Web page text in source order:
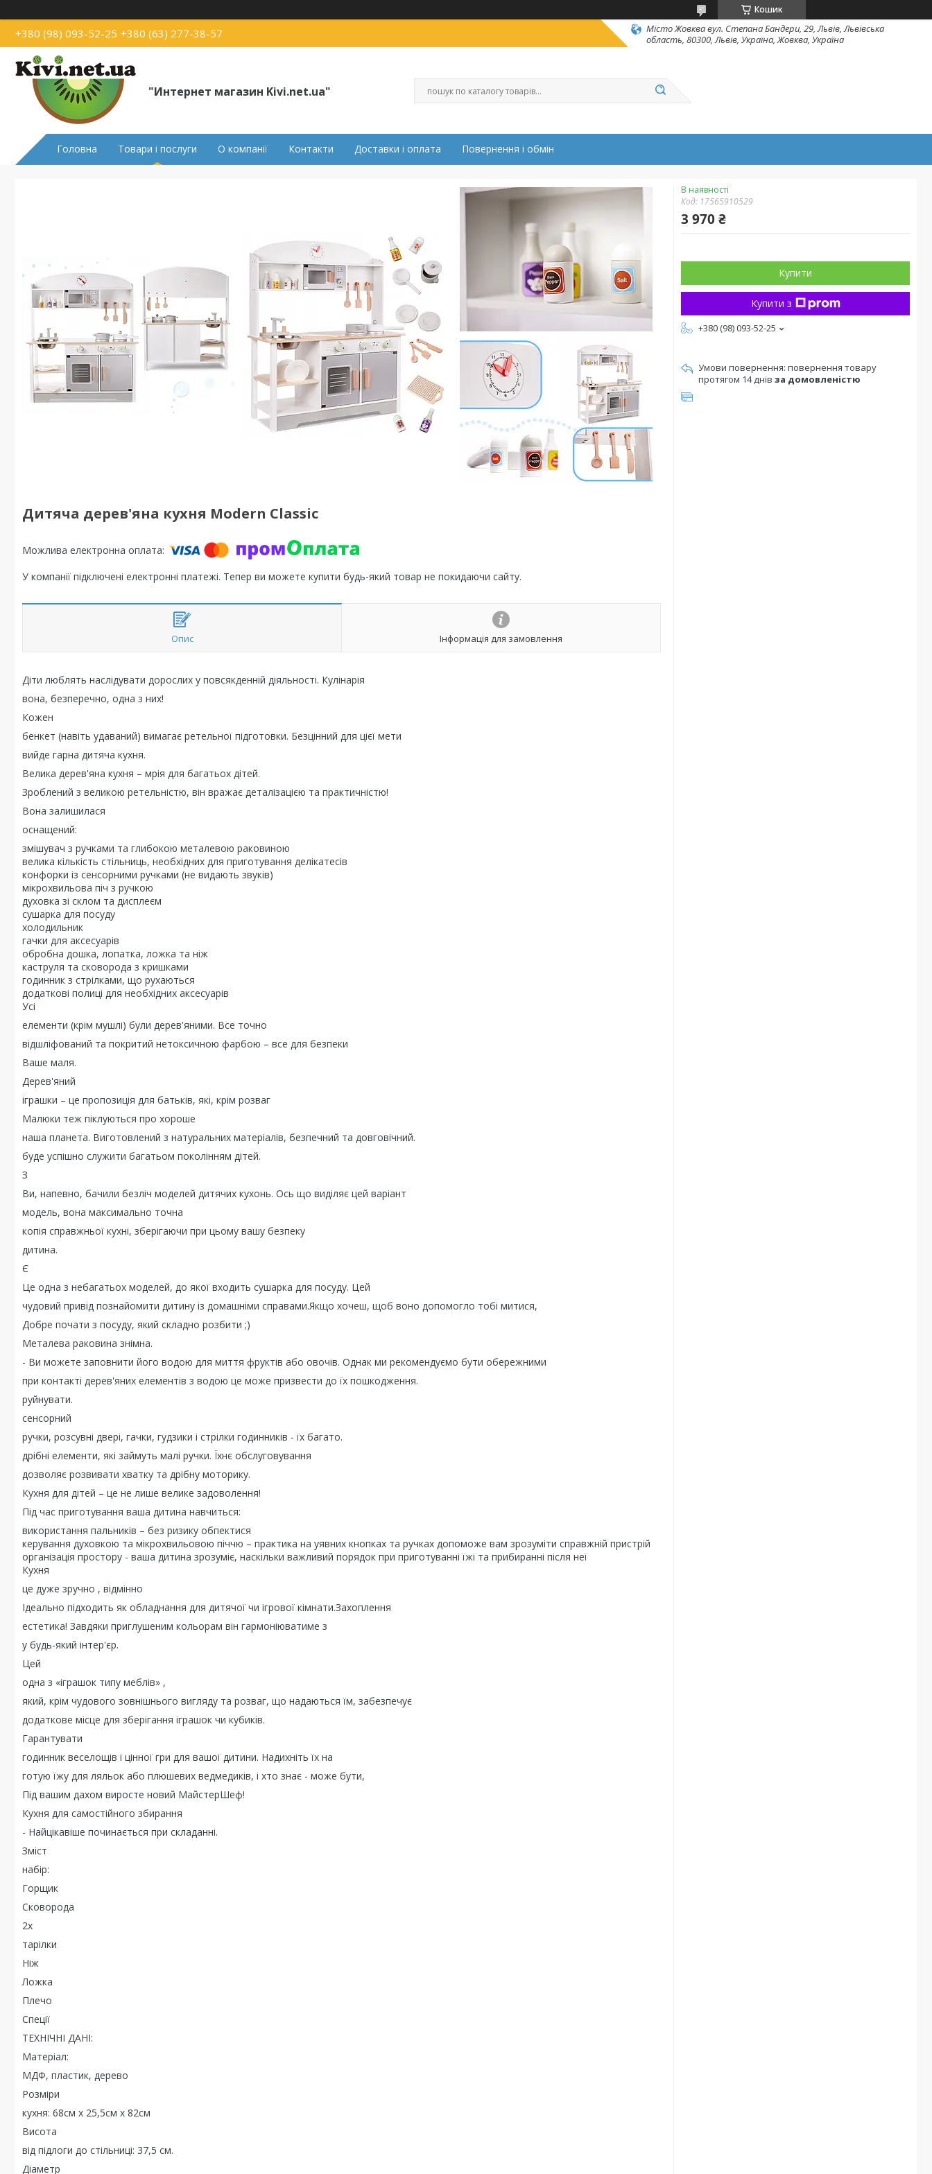
Кошик
+380 (98) 093-52-25 +380 (63) 277-38-57
Місто Жовква вул. Степана Бандери, 29, Львів, Львівська
область, 80300, Львів, Україна, Жовква, Україна
"Интернет магазин Kivi.net.ua"
Головна Товари і послуги О компанії Контакти Доставки і оплата Повернення і обмін
Дитяча дерев'яна кухня Modern Classic
У компанії підключені електронні платежі. Тепер ви можете купити будь-який товар не покидаючи сайту.
Опис Інформація для замовлення
Діти люблять наслідувати дорослих у повсякденній діяльності. Кулінарія
вона, безперечно, одна з них!
Кожен
бенкет (навіть удаваний) вимагає ретельної підготовки. Безцінний для цієї мети
вийде гарна дитяча кухня.
Велика дерев'яна кухня – мрія для багатьох дітей.
Зроблений з великою ретельністю, він вражає деталізацією та практичністю!
Вона залишилася
оснащений:
змішувач з ручками та глибокою металевою раковиною
велика кількість стільниць, необхідних для приготування делікатесів
конфорки із сенсорними ручками (не видають звуків)
мікрохвильова піч з ручкою
духовка зі склом та дисплеєм
сушарка для посуду
холодильник
гачки для аксесуарів
обробна дошка, лопатка, ложка та ніж
каструля та сковорода з кришками
годинник з стрілками, що рухаються
додаткові полиці для необхідних аксесуарів
Усі
елементи (крім мушлі) були дерев'яними. Все точно
відшліфований та покритий нетоксичною фарбою – все для безпеки
Ваше маля.
Дерев'яний
іграшки – це пропозиція для батьків, які, крім розваг
Малюки теж піклуються про хороше
наша планета. Виготовлений з натуральних матеріалів, безпечний та довговічний.
буде успішно служити багатьом поколінням дітей.
З
Ви, напевно, бачили безліч моделей дитячих кухонь. Ось що виділяє цей варіант
модель, вона максимально точна
копія справжньої кухні, зберігаючи при цьому вашу безпеку
дитина.
Є
Це одна з небагатьох моделей, до якої входить сушарка для посуду. Цей
чудовий привід познайомити дитину із домашніми справами.Якщо хочеш, щоб воно допомогло тобі митися,
Добре почати з посуду, який складно розбити ;)
Металева раковина знімна.
- Ви можете заповнити його водою для миття фруктів або овочів. Однак ми рекомендуємо бути обережними
при контакті дерев'яних елементів з водою це може призвести до їх пошкодження.
руйнувати.
сенсорний
ручки, розсувні двері, гачки, гудзики і стрілки годинників - їх багато.
дрібні елементи, які займуть малі ручки. Їхнє обслуговування
дозволяє розвивати хватку та дрібну моторику.
Кухня для дітей – це не лише велике задоволення!
Під час приготування ваша дитина навчиться:
використання пальників – без ризику обпектися
керування духовкою та мікрохвильовою піччю – практика на уявних кнопках та ручках допоможе вам зрозуміти справжній пристрій
організація простору - ваша дитина зрозуміє, наскільки важливий порядок при приготуванні їжі та прибиранні після неї
Кухня
це дуже зручно , відмінно
Ідеально підходить як обладнання для дитячої чи ігрової кімнати.Захоплення
естетика! Завдяки приглушеним кольорам він гармоніюватиме з
у будь-який інтер'єр.
Цей
одна з «іграшок типу меблів» ,
який, крім чудового зовнішнього вигляду та розваг, що надаються їм, забезпечує
додаткове місце для зберігання іграшок чи кубиків.
Гарантувати
годинник веселощів і цінної гри для вашої дитини. Надихніть їх на
готую їжу для ляльок або плюшевих ведмедиків, і хто знає - може бути,
Під вашим дахом виросте новий МайстерШеф!
Кухня для самостійного збирання
- Найцікавіше починається при складанні.
Зміст
набір:
Горщик
Сковорода
2x
тарілки
Ніж
Ложка
Плечо
Спеції
ТЕХНІЧНІ ДАНІ:
Матеріал:
МДФ, пластик, дерево
Розміри
кухня: 68см х 25,5см х 82см
Висота
від підлоги до стільниці: 37,5 см.
Діаметр
В наявності
Код: 17565910529
3 970 ₴
Купити
Купити з
+380 (98) 093-52-25
повернення товару
протягом 14 днів за домовленістю